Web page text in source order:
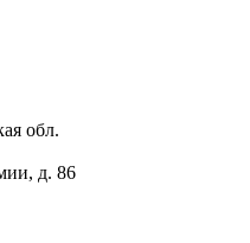
обл.
д. 86